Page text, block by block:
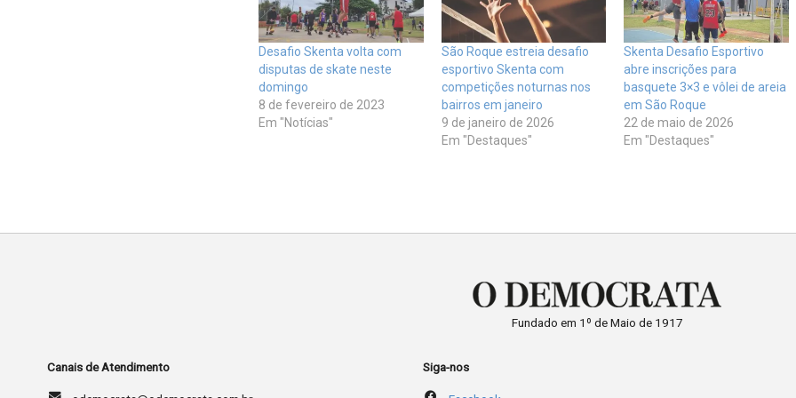
Desafio Skenta volta com
disputas de skate neste
domingo
8 de fevereiro de 2023
Em "Notícias"
São Roque estreia desafio
esportivo Skenta com
competições noturnas nos
bairros em janeiro
9 de janeiro de 2026
Em "Destaques"
Skenta Desafio Esportivo
abre inscrições para
basquete 3×3 e vôlei de areia
em São Roque
22 de maio de 2026
Em "Destaques"
Fundado em 1º de Maio de 1917
Canais de Atendimento Siga-nos